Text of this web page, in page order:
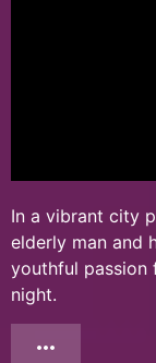
In a vibrant city
elderly man and
youthful passion
night.